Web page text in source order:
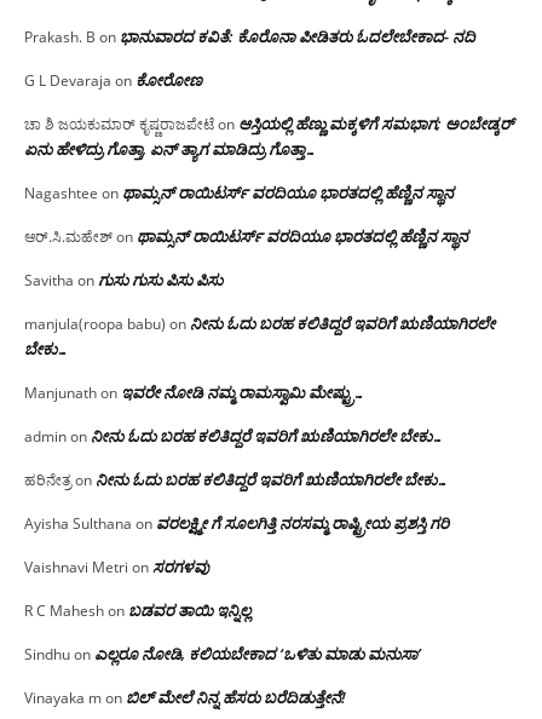
Prakash. B on ಭಾನುವಾರದ ಕವಿತೆ: ಕೊರೊನಾ ಪೀಡಿತರು ಓದಲೇಬೇಕಾದ- ನದಿ
G L Devaraja on ಕೋರೋಣ
ಚಾ ಶಿ ಜಯಕುಮಾರ್ ಕೃಷ್ಣರಾಜಪೇಟೆon ಆಸ್ತಿಯಲ್ಲಿ ಹೆಣ್ಣು ಮಕ್ಕಳಿಗೆ ಸಮಭಾಗ; ಅಂಬೇಡ್ಕರ್
ಏನು ಹೇಳಿದ್ರು ಗೊತ್ತಾ, ಏನ್ ತ್ಯಾಗ ಮಾಡಿದ್ರು ಗೊತ್ತಾ…
Nagashtee on ಥಾಮ್ಸನ್ ರಾಯಿಟರ್ಸ್ ವರದಿಯೂ ಭಾರತದಲ್ಲಿ ಹೆಣ್ಣಿನ ಸ್ಥಾನ‌
ಆರ್.ಸಿ.ಮಹೇಶ್on ಥಾಮ್ಸನ್ ರಾಯಿಟರ್ಸ್ ವರದಿಯೂ ಭಾರತದಲ್ಲಿ ಹೆಣ್ಣಿನ ಸ್ಥಾನ‌
Savitha onಗುಸು ಗುಸು ಪಿಸು ಪಿಸು
manjula(roopa babu) on ನೀನು ಓದು ಬರಹ ಕಲಿತಿದ್ದರೆ ಇವರಿಗೆ ಋಣಿಯಾಗಿರಲೇ
ಬೇಕು…
Manjunathon ಇವರೇ‌ ನೋಡಿ‌ ನಮ್ಮ‌ ರಾಮಸ್ವಾಮಿ ಮೇಷ್ಟ್ರು…
adminon ನೀನು ಓದು ಬರಹ ಕಲಿತಿದ್ದರೆ ಇವರಿಗೆ ಋಣಿಯಾಗಿರಲೇ ಬೇಕು…
ಹರಿನೇತ್ರon ನೀನು ಓದು ಬರಹ ಕಲಿತಿದ್ದರೆ ಇವರಿಗೆ ಋಣಿಯಾಗಿರಲೇ ಬೇಕು…
Ayisha Sulthana on ವರಲಕ್ಷ್ಮೀ ಗೆ ಸೂಲಗಿತ್ತಿ ನರಸಮ್ಮ‌ ರಾಷ್ಟ್ರೀಯ ಪ್ರಶಸ್ತಿ ಗರಿ
Vaishnavi Metri onಸರಗಳವು
R C Maheshon ಬಡವರ ತಾಯಿ ಇನ್ನಿಲ್ಲ
Sindhuon ಎಲ್ಲರೂ ನೋಡಿ, ಕಲಿಯಬೇಕಾದ ‘ಒಳಿತು ಮಾಡು ಮನುಸಾ’
Vinayaka mon ಬಿಲ್ ಮೇಲೆ ನಿನ್ನ ಹೆಸರು ಬರೆದಿಡುತ್ತೇನೆ!